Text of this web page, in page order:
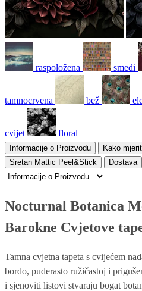
raspoložena smeđi
tamnocrvena bež
cvijet floral
Informacije o Proizvodu Kako
Sretan Mattic Peel&Stick
Dostava
Nocturnal Botanica
Barokne Cvjetove
Tamna cvjetna tapeta s cvijećem
bordo, puderasto ružičastoj i
i sjenoviti listovi stvaraju bogat